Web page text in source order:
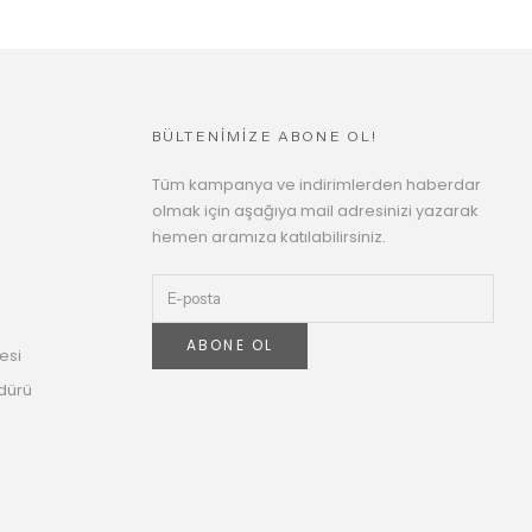
BÜLTENİMİZE ABONE OL!
Tüm kampanya ve indirimlerden haberdar
olmak için aşağıya mail adresinizi yazarak
hemen aramıza katılabilirsiniz.
ABONE OL